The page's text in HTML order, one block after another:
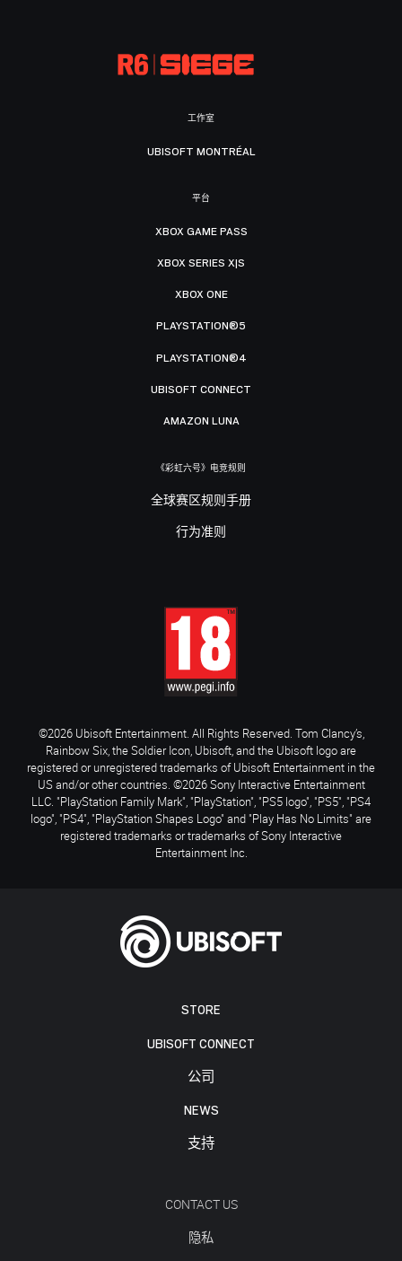
STORE
UBISOFT CONNECT
公司
NEWS
支持
CONTACT US
隐私
工作室
UBISOFT MONTRÉAL
平台
XBOX GAME PASS
XBOX SERIES X|S
XBOX ONE
PLAYSTATION®5
PLAYSTATION®4
UBISOFT CONNECT
AMAZON LUNA
《彩虹六号》电竞规则
全球赛区规则手册
行为准则
©2026 Ubisoft Entertainment. All Rights Reserved. Tom Clancy’s,
Rainbow Six, the Soldier Icon, Ubisoft, and the Ubisoft logo are
registered or unregistered trademarks of Ubisoft Entertainment in the
US and/or other countries. ©2026 Sony Interactive Entertainment
LLC. "PlayStation Family Mark", "PlayStation", "PS5 logo", "PS5", "PS4
logo", "PS4", "PlayStation Shapes Logo" and "Play Has No Limits" are
registered trademarks or trademarks of Sony Interactive
Entertainment Inc.